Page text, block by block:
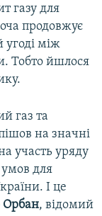
газу для
продовжує
угоді між
Тобто йшлося
газ та
на значні
участь уряду
умов для
І це
Орбан, відомий